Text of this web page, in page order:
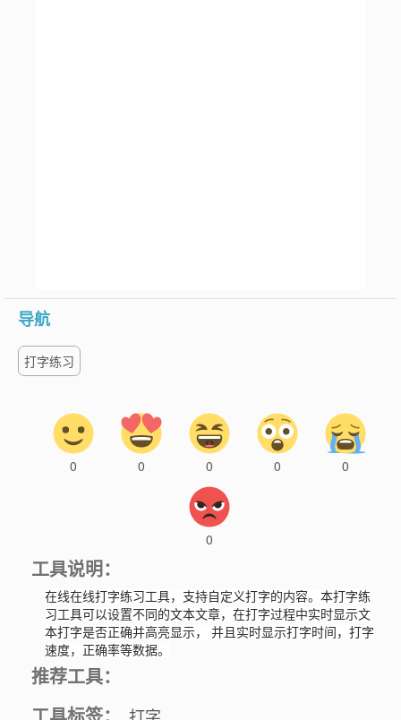
导航
打字练习
0 0 0 0 0
0
工具说明：
在线在线打字练习工具，支持自定义打字的内容。本打字练
习工具可以设置不同的文本文章，在打字过程中实时显示文
本打字是否正确并高亮显示， 并且实时显示打字时间，打字
速度，正确率等数据。
推荐工具：